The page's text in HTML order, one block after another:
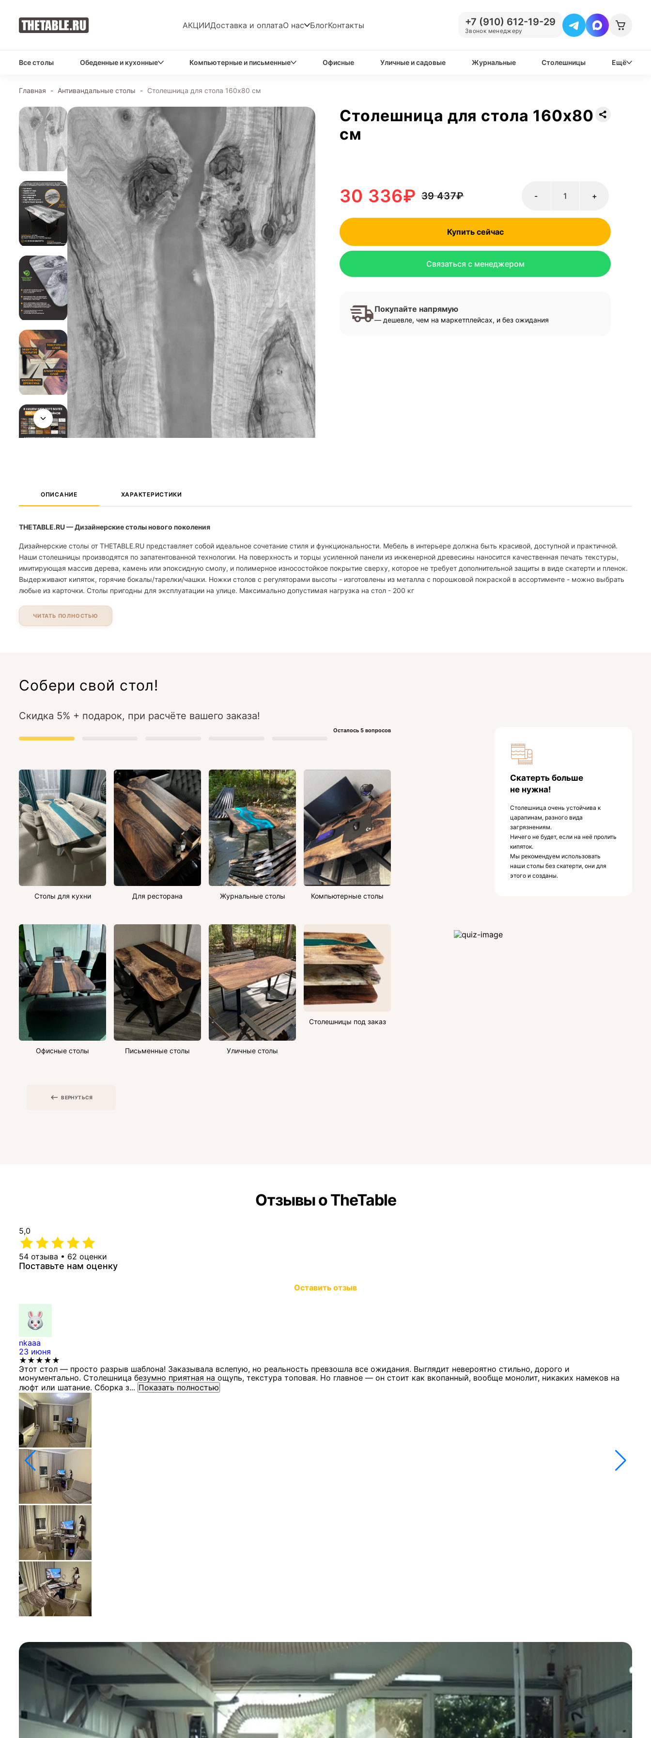
АКЦИИДоставка и оплатаО нас БлогКонтакты +7 (910) 612-19-29
Звонок менеджеру
Все столы Обеденные и кухонные Компьютерные и письменные Офисные Уличные и садовые Журнальные Столешницы Ещё
Главная - Антивандальные столы - Столешница для стола 160х80 см
Столешница для стола 160х80
см
39 437₽
30 336₽ +
-
Купить сейчас
Связаться с менеджером
Покупайте напрямую
— дешевле, чем на маркетплейсах, и без ожидания
ОПИСАНИЕ ХАРАКТЕРИСТИКИ
THETABLE.RU — Дизайнерские столы нового поколения
Дизайнерские столы от THETABLE.RU представляет собой идеальное сочетание стиля и функциональности. Мебель в интерьере должна быть красивой, доступной и практичной.
Наши столешницы производятся по запатентованной технологии. На поверхность и торцы усиленной панели из инженерной древесины наносится качественная печать текстуры,
имитирующая массив дерева, камень или эпоксидную смолу, и полимерное износостойкое покрытие сверху, которое не требует дополнительной защиты в виде скатерти и пленок.
Выдерживают кипяток, горячие бокалы/тарелки/чашки. Ножки столов с регуляторами высоты - изготовлены из металла с порошковой покраской в ассортименте - можно выбрать
любые из карточки. Столы пригодны для эксплуатации на улице. Максимально допустимая нагрузка на стол - 200 кг
ЧИТАТЬ ПОЛНОСТЬЮ
Собери свой стол!
Скидка 5% + подарок, при расчёте вашего заказа!
Осталось 5 вопросов
Столы для кухни Для ресторана Журнальные столы Компьютерные столы
Офисные столы Письменные столы Уличные столы
Столешницы под заказ
ВЕРНУТЬСЯ
Скатерть больше
не нужна!
Столешница очень устойчива к
царапинам, разного вида
загрязнениям.
Ничего не будет, если на неё пролить
кипяток.
Мы рекомендуем использовать
наши столы без скатерти, они для
этого и созданы.
Отзывы о TheTable
5,0
54 отзыва • 62 оценки
Поставьте нам оценку
Оставить отзыв
nkaaa
23 июня
★★★★★
Этот стол — просто разрыв шаблона! Заказывала вслепую, но реальность превзошла все ожидания. Выглядит невероятно стильно, дорого и
монументально. Столешница безумно приятная на ощупь, текстура топовая. Но главное — он стоит как вкопанный, вообще монолит, никаких намеков на
люфт или шатание. Сборка з... Показать полностью